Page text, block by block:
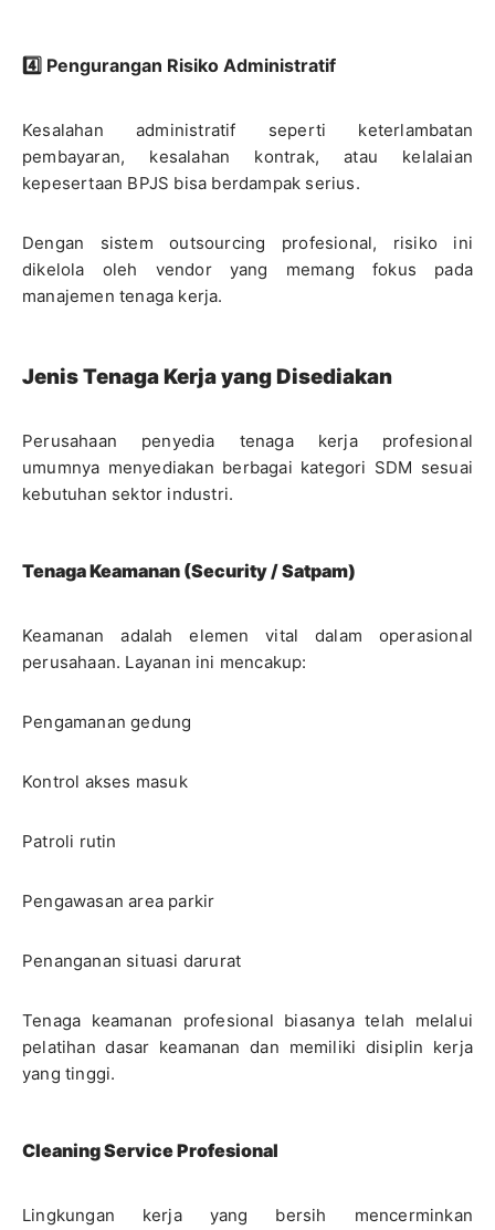
4️⃣ Pengurangan Risiko Administratif
Kesalahan administratif seperti keterlambatan
pembayaran, kesalahan kontrak, atau kelalaian
kepesertaan BPJS bisa berdampak serius.
Dengan sistem outsourcing profesional, risiko ini
dikelola oleh vendor yang memang fokus pada
manajemen tenaga kerja.
Jenis Tenaga Kerja yang Disediakan
Perusahaan penyedia tenaga kerja profesional
umumnya menyediakan berbagai kategori SDM sesuai
kebutuhan sektor industri.
Tenaga Keamanan (Security / Satpam)
Keamanan adalah elemen vital dalam operasional
perusahaan. Layanan ini mencakup:
Pengamanan gedung
Kontrol akses masuk
Patroli rutin
Pengawasan area parkir
Penanganan situasi darurat
Tenaga keamanan profesional biasanya telah melalui
pelatihan dasar keamanan dan memiliki disiplin kerja
yang tinggi.
Cleaning Service Profesional
Lingkungan kerja yang bersih mencerminkan